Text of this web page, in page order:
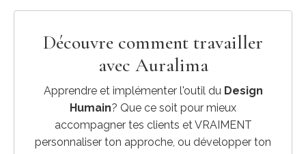
Découvre comment travailler
avec Auralima
Apprendre et implémenter l'outil du Design
Humain? Que ce soit pour mieux
accompagner tes clients et VRAIMENT
personnaliser ton approche, ou développer ton